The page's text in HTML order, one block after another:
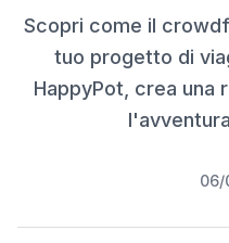
Scopri come il
tuo progetto di
HappyPot, crea una
06/